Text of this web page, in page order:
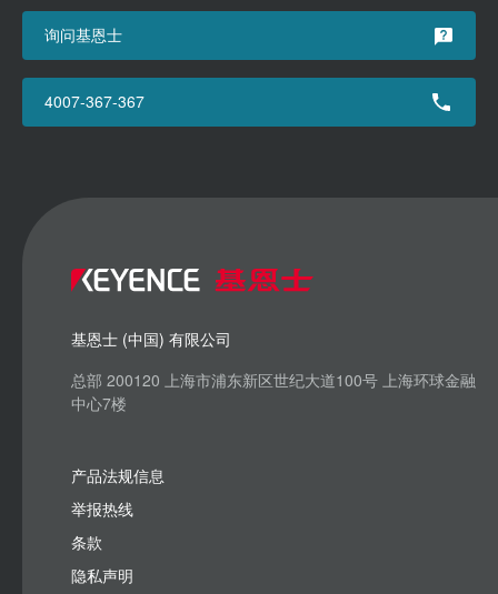
询问基恩士
4007-367-367
基恩士 (中国) 有限公司
总部 200120 上海市浦东新区世纪大道100号 上海环球金融
中心7楼
产品法规信息
举报热线
条款
隐私声明